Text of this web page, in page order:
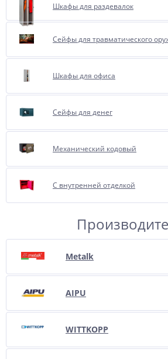
Шкафы для раздевалок
Сейфы для травматического
Шкафы для офиса
Сейфы для денег
Механический кодовый
С внутренней отделкой
Metalk
AIPU
WITTKOPP